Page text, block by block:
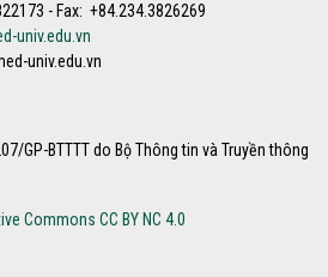
- Fax: +84.234.3826269
univ.edu.vn
univ.edu.vn
GP-BTTTT do Bộ Thông tin và Truyền thông
Commons CC BY NC 4.0